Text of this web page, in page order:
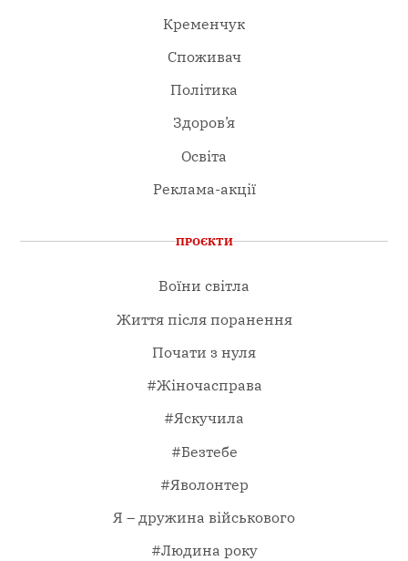
Кременчук
Споживач
Політика
Здоров’я
Освіта
Реклама-акції
ПРОЄКТИ
Воїни світла
Життя після поранення
Почати з нуля
#Жіночасправа
#Яскучила
#Безтебе
#Яволонтер
Я – дружина військового
#Людина року